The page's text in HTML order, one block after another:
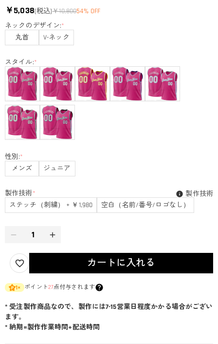
￥5,038(税込)￥10,80054% OFF
ネックのデザイン:*
丸首
V-ネック
スタイル:*
性別:*
メンズ
ジュニア
製作技術*
ステッチ（刺繍） + ￥1,980
空白（名前/番号/ロゴなし）
製作技術
カートに入れる
1× ポイント27点付与されます
* 受注製作商品なので、製作には7-15営業日程度かかる場合がござい
ます。
* 納期=製作作業時間+配送時間